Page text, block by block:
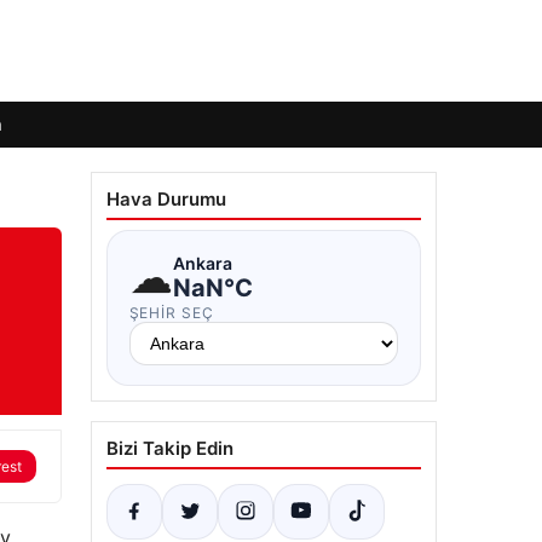
Hava Durumu
☁Ankara
NaN°C
ŞEHIR SEÇ
Bizi Takip Edin